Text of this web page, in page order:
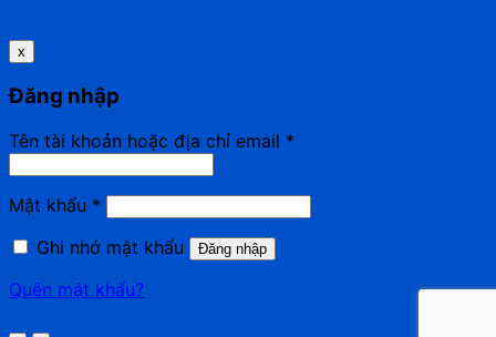
x
Đăng nhập
Tên tài khoản hoặc địa chỉ email *
Mật khẩu *
Ghi nhớ mật khẩu
Đăng nhập
Quên mật khẩu?